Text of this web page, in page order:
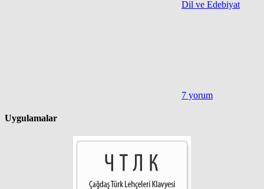
Dil ve Edebiyat
7 yorum
Uygulamalar